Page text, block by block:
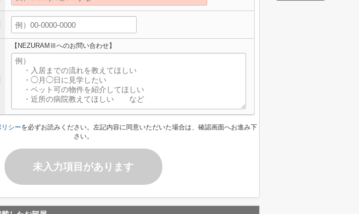
【NEZURAMⅢへのお問い合わせ】
シーを必ずお読みください。左記内容に同意いただいた場合は、確認画面へお進み下
さい。
未入力項目があります